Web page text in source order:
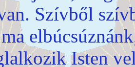
Szívből
Isten